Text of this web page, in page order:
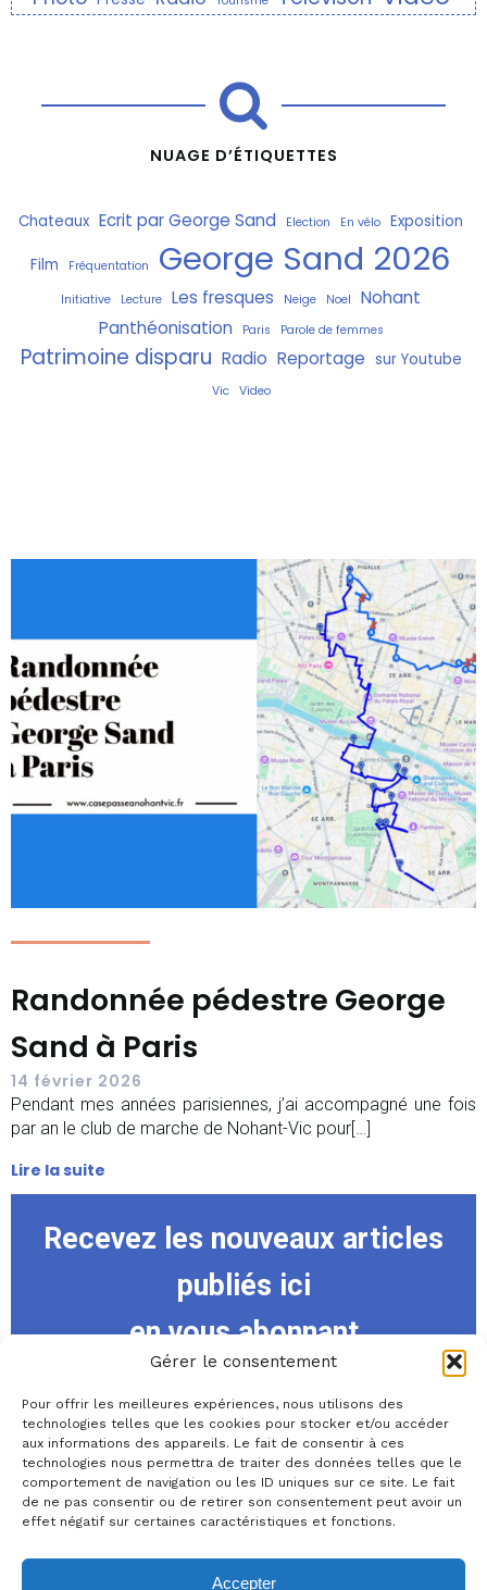
Gérer le consentement
Pour offrir les meilleures expériences, nous utilisons des
technologies telles que les cookies pour stocker et/ou accéder
aux informations des appareils. Le fait de consentir à ces
technologies nous permettra de traiter des données telles que le
comportement de navigation ou les ID uniques sur ce site. Le fait
de ne pas consentir ou de retirer son consentement peut avoir un
effet négatif sur certaines caractéristiques et fonctions.
Accepter
NUAGE D’ÉTIQUETTES
Chateaux Ecrit par George Sand Election En vélo Exposition
Film Fréquentation George Sand 2026
Initiative Lecture Les fresques Neige Noel
Nohant
Panthéonisation
Paris Parole de femmes
Patrimoine disparu Radio Reportage sur Youtube
Vic Video
Randonnée pédestre George
Sand à Paris
14 février 2026
Pendant mes années parisiennes, j’ai accompagné une fois
par an le club de marche de Nohant-Vic pour[…]
Lire la suite
Recevez les nouveaux articles
publiés ici
en vous abonnant
Your email: